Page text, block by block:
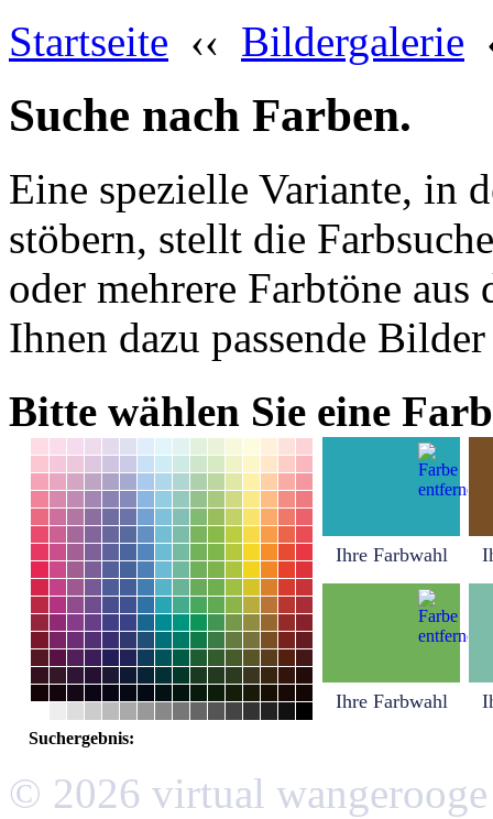
Startseite ‹‹ Bildergalerie
Suche nach Farben.
Eine spezielle Variante, in
stöbern, stellt die
oder mehrere Farbtöne
Ihnen dazu passende
Bitte wählen Sie eine
Ihre Farbwahl
Ihre Farbwahl
Suchergebnis:
© 2026 virtual wangerooge